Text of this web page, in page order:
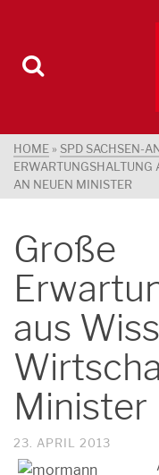
HOME » SPD SACHSEN-
RWARTUNGSHALTUNG
N NEUEN MINISTER
Große
aus
Minister
23. APRIL 2013